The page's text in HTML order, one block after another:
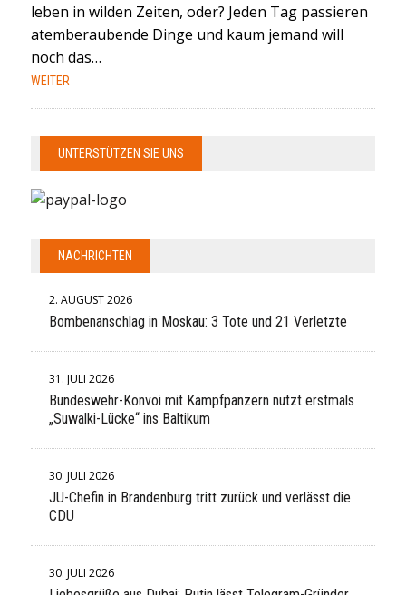
leben in wilden Zeiten, oder? Jeden Tag passieren
atemberaubende Dinge und kaum jemand will
noch das…
WEITER
UNTERSTÜTZEN SIE UNS
NACHRICHTEN
2. AUGUST 2026
Bombenanschlag in Moskau: 3 Tote und 21 Verletzte
31. JULI 2026
Bundeswehr-Konvoi mit Kampfpanzern nutzt erstmals
„Suwalki-Lücke“ ins Baltikum
30. JULI 2026
JU-Chefin in Brandenburg tritt zurück und verlässt die
CDU
30. JULI 2026